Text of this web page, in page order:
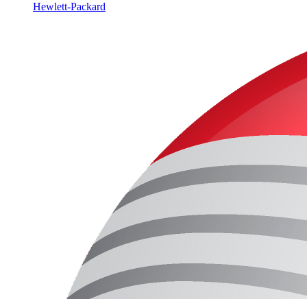
Hewlett-Packard